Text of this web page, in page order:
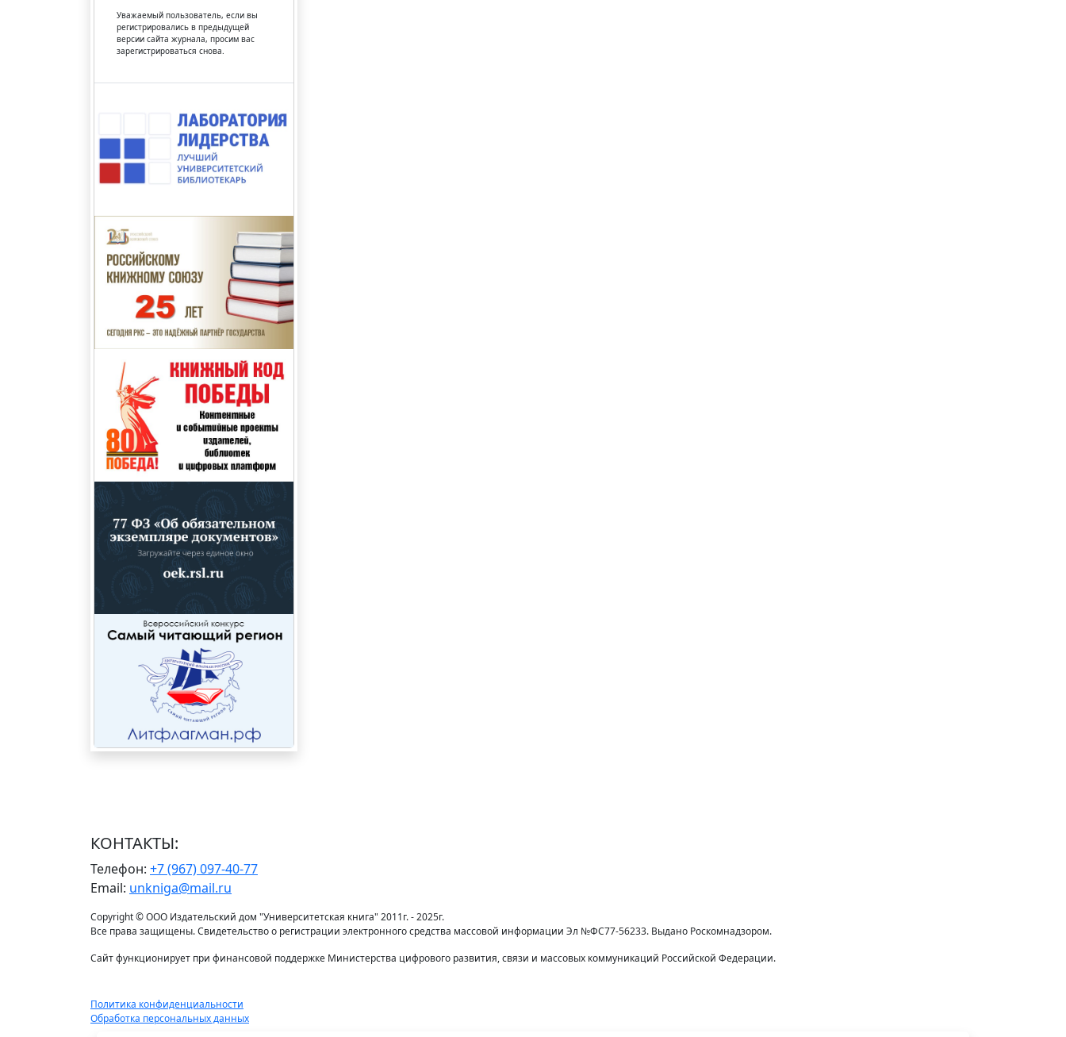
Уважаемый пользователь, если вы
регистрировались в предыдущей
версии сайта журнала, просим вас
зарегистрироваться снова.
КОНТАКТЫ:
Телефон: +7 (967) 097-40-77
Email: unkniga@mail.ru
Copyright © ООО Издательский дом "Университетская книга" 2011г. - 2025г.
Все права защищены. Свидетельство о регистрации электронного средства массовой информации Эл №ФС77-56233. Выдано Роскомнадзором.
Сайт функционирует при финансовой поддержке Министерства цифрового развития, связи и массовых коммуникаций Российской Федерации.
Политика конфиденциальности
Обработка персональных данных